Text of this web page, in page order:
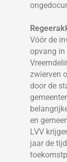
Vóór de
opvang in
zwierven
door de
en
LVV
jaar de